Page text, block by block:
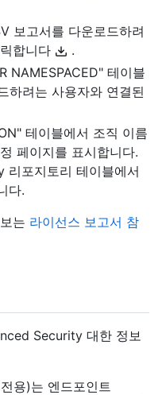
보고서를 다운로드하려
합니다
.
NAMESPACED" 테이블
하려는 사용자와 연결된
테이블에서 조직 이름
페이지를 표시합니다.
포지토리 테이블에서
다.
는 라이선스 보고서 참
Security 대한 정보
용)는 엔드포인트